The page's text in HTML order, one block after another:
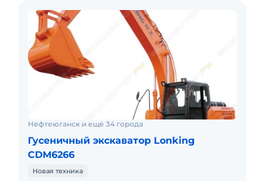
Нефтеюганск и ещё 34 города
Гусеничный экскаватор Lonking
CDM6266
Новая техника